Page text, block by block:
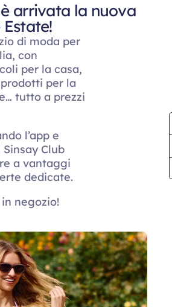
arrivata la nuova
di moda per
con
per la casa,
per la
tutto a prezzi
l’app e
Club
a vantaggi
dedicate.
negozio!